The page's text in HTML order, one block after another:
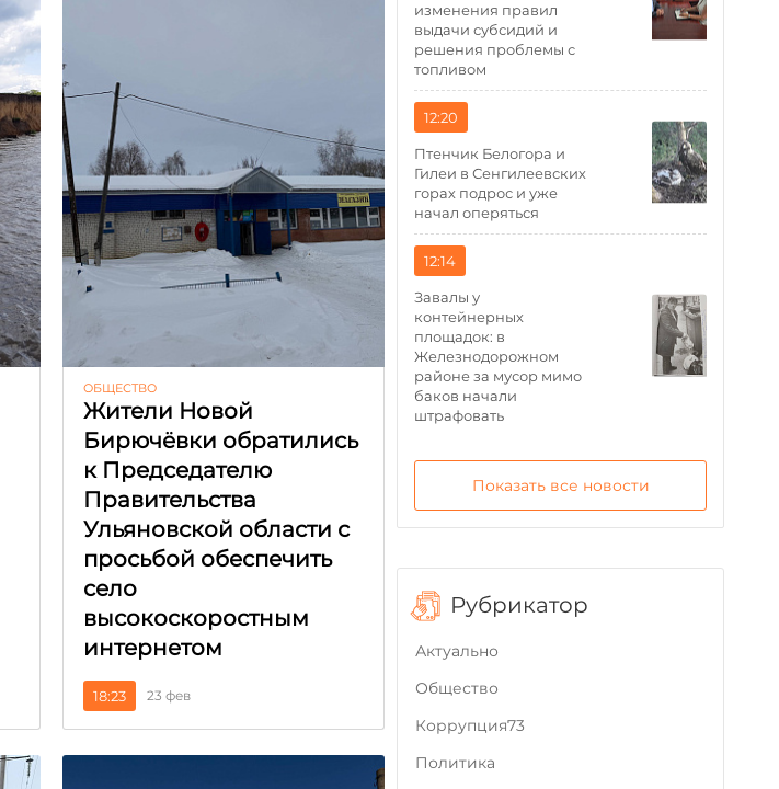
ОБЩЕСТВО
Жители Новой
Бирючёвки обратились
к Председателю
Правительства
Ульяновской области с
просьбой обеспечить
село
высокоскоростным
интернетом
18:23 23 фев
изменения правил
выдачи субсидий и
решения проблемы с
топливом
12:20
Птенчик Белогора и
Гилеи в Сенгилеевских
горах подрос и уже
начал оперяться
12:14
Завалы у
контейнерных
площадок: в
Железнодорожном
районе за мусор мимо
баков начали
штрафовать
Показать все новости
Рубрикатор
Актуально
Общество
Коррупция73
Политика